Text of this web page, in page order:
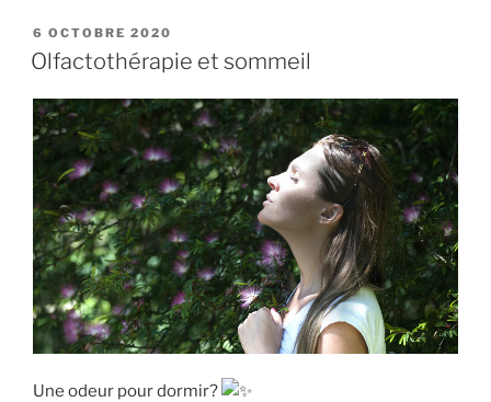
PUBLIÉ
LE
6 OCTOBRE 2020
Olfactothérapie et sommeil
Une odeur pour dormir?